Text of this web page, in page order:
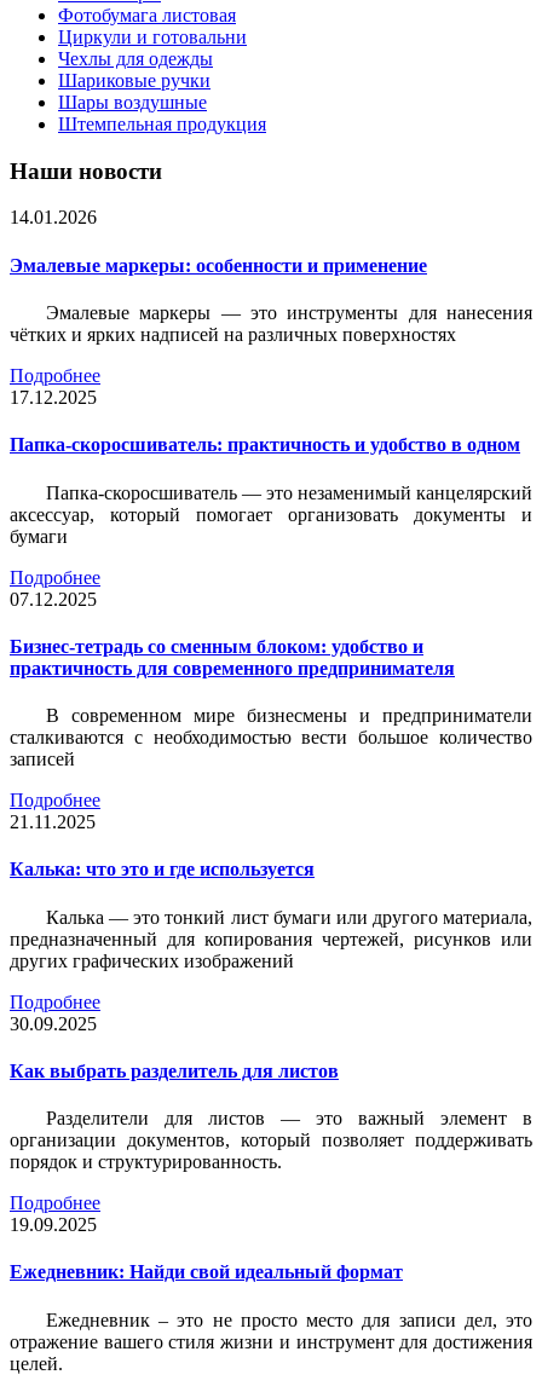
Фотобумага листовая
Циркули и готовальни
Чехлы для одежды
Шариковые ручки
Шары воздушные
Штемпельная продукция
Наши новости
14.01.2026
Эмалевые маркеры: особенности и применение
Эмалевые маркеры — это инструменты для нанесения
чётких и ярких надписей на различных поверхностях
Подробнее
17.12.2025
Папка-скоросшиватель: практичность и удобство в одном
Папка-скоросшиватель — это незаменимый канцелярский
аксессуар, который помогает организовать документы и
бумаги
Подробнее
07.12.2025
Бизнес-тетрадь со сменным блоком: удобство и
практичность для современного предпринимателя
В современном мире бизнесмены и предприниматели
сталкиваются с необходимостью вести большое количество
записей
Подробнее
21.11.2025
Калька: что это и где используется
Калька — это тонкий лист бумаги или другого материала,
предназначенный для копирования чертежей, рисунков или
других графических изображений
Подробнее
30.09.2025
Как выбрать разделитель для листов
Разделители для листов — это важный элемент в
организации документов, который позволяет поддерживать
порядок и структурированность.
Подробнее
19.09.2025
Ежедневник: Найди свой идеальный формат
Ежедневник – это не просто место для записи дел, это
отражение вашего стиля жизни и инструмент для достижения
целей.